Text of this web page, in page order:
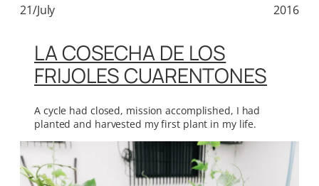
21/July 2016
LA COSECHA DE LOS
FRIJOLES CUARENTONES
A cycle had closed, mission accomplished, I had
planted and harvested my first plant in my life.